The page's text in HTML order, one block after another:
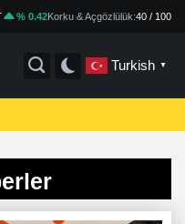
% 0.42Korku & Açgözlülük:40 / 100
Turkish ▼